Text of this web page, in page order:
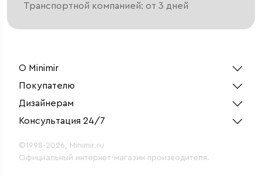
Транспортной компанией: от 3 дней
О Minimir
Покупателю
Дизайнерам
Консультация 24/7
©1998-2026, Minimir.ru
Официальный интернет-магазин производителя.